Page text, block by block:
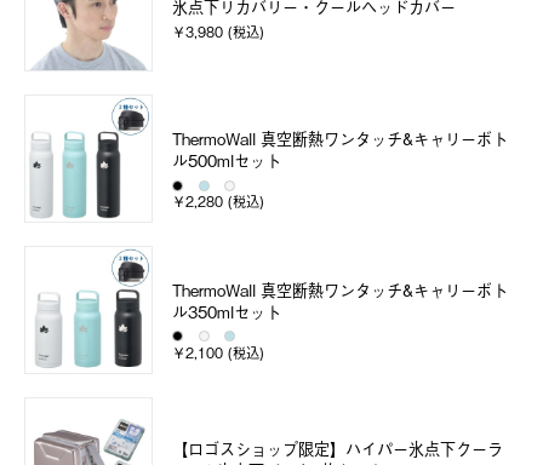
氷点下リカバリー・クールヘッドカバー
￥3,980 (税込)
ThermoWall 真空断熱ワンタッチ&キャリーボト
ル500mlセット
￥2,280 (税込)
ThermoWall 真空断熱ワンタッチ&キャリーボト
ル350mlセット
￥2,100 (税込)
【ロゴスショップ限定】ハイパー氷点下クーラ